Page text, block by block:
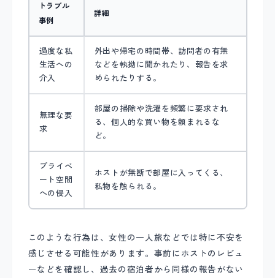
トラブル
事例
詳細
過度な私
生活への
介入
外出や帰宅の時間帯、訪問者の有無
などを執拗に聞かれたり、報告を求
められたりする。
無理な要
求
部屋の掃除や洗濯を頻繁に要求され
る、個人的な買い物を頼まれるな
ど。
プライベ
ート空間
への侵入
ホストが無断で部屋に入ってくる、
私物を触られる。
このような行為は、女性の一人旅などでは特に不安を
感じさせる可能性があります。事前にホストのレビュ
ーなどを確認し、過去の宿泊者から同様の報告がない